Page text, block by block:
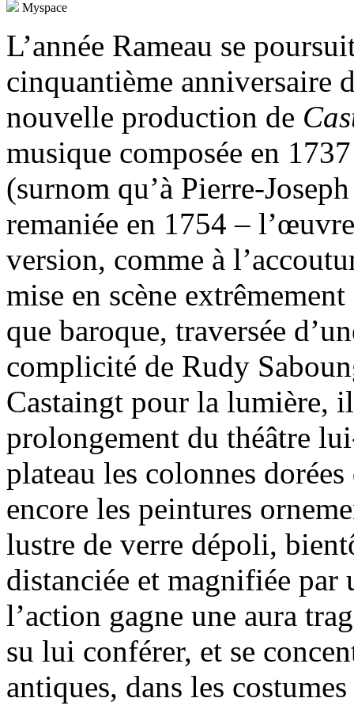
Myspace
L’année Rameau se
cinquantième anniversaire
nouvelle production de
musique composée en
(surnom qu’à Pierre-
remaniée en 1754 –
version, comme à
mise en scène
que baroque, traversée
complicité de Rudy
Castaingt pour la lumière,
prolongement du théâtre
plateau les colonnes
encore les peintures
lustre de verre dépoli,
distanciée et magnifiée par
l’action gagne une aura
su lui conférer, et se
antiques, dans les